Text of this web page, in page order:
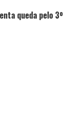
queda pelo 3º